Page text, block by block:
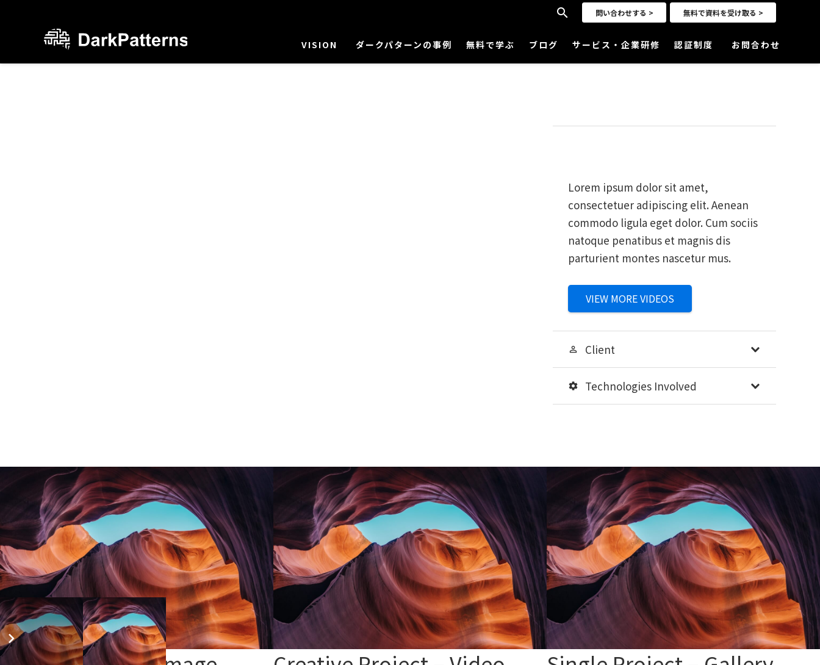
search 問い合わせする > 無料で資料を受け取る >
VISION ダークパターンの事例 無料で学ぶ ブログ サービス・企業研修 認証制度 お問合わせ
Lorem ipsum dolor sit amet,
consectetuer adipiscing elit. Aenean
commodo ligula eget dolor. Cum sociis
natoque penatibus et magnis dis
parturient montes nascetur mus.
VIEW MORE VIDEOS
perm_identity Client
settings Technologies Involved